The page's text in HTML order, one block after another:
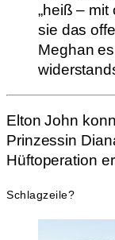
„heiß – mit
sie das
Meghan
Elton John
Prinzessin
Hüftoperation
Schlagzeile?